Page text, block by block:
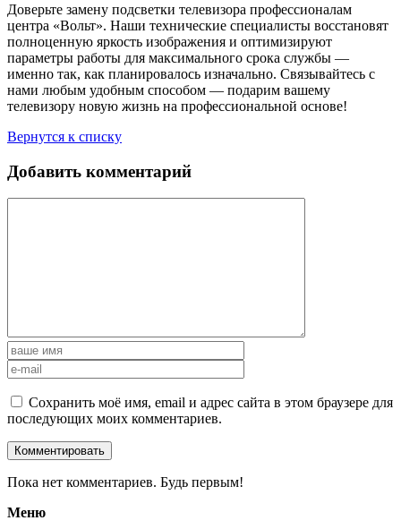
Доверьте замену подсветки телевизора профессионалам
центра «Вольт». Наши технические специалисты восстановят
полноценную яркость изображения и оптимизируют
параметры работы для максимального срока службы —
именно так, как планировалось изначально. Связывайтесь с
нами любым удобным способом — подарим вашему
телевизору новую жизнь на профессиональной основе!
Вернутся к списку
Добавить комментарий
Сохранить моё имя, email и адрес сайта в этом браузере для
последующих моих комментариев.
Пока нет комментариев. Будь первым!
Меню